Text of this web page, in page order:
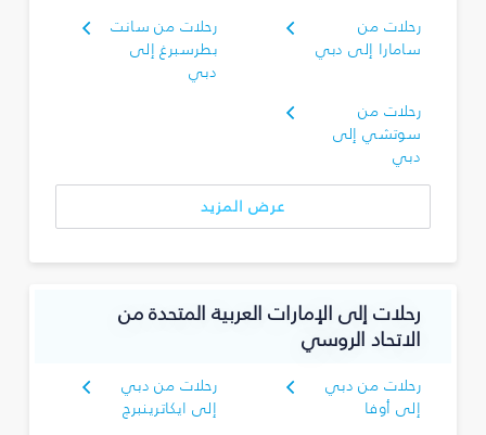
رحلات من
سامارا إلى دبي
رحلات من سانت
بطرسبرغ إلى
دبي
رحلات من
سوتشي إلى
دبي
عرض المزيد
رحلات إلى الإمارات العربية المتحدة من
الاتحاد الروسي
رحلات من دبي
إلى أوفا
رحلات من دبي
إلى ايكاترينبرج